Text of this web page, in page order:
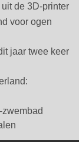
de 3D-printer
voor ogen
jaar twee keer